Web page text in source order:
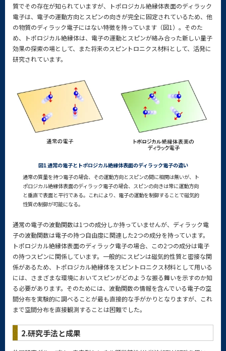
質でその存在が知られていますが、トポロジカル絶縁体表面のディラック
電子は、電子の運動方向とスピンの向きが完全に固定されているため、他
の物質のディラック電子にはない特徴を持っています（図1）。そのた
め、トポロジカル絶縁体は、電子の運動とスピンが絡み合った新しい量子
効果の探索の場として、また将来のスピントロニクス材料として、活発に
研究されています。
図1 通常の電子とトポロジカル絶縁体表面のディラック電子の違い
通常の質量を持つ電子の場合、その運動方向とスピンの間に相関は無いが、ト
ポロジカル絶縁体表面のディラック電子の場合、スピンの向きは常に運動方向
と垂直で表面と平行である。これにより、電子の運動を制御することで磁気的
性質の制御が可能になる。
通常の電子の波動関数は1つの成分しか持っていませんが、ディラック電
子の波動関数は電子の持つ自由度に関連した2つの成分を持っています。
トポロジカル絶縁体表面のディラック電子の場合、この2つの成分は電子
の持つスピンに関係しています。一般的にスピンは磁気的性質と密接な関
係があるため、トポロジカル絶縁体をスピントロニクス材料として用いる
には、さまざまな環境においてスピンがどのような振る舞いを示すのか知
る必要があります。そのためには、波動関数の情報を含んでいる電子の空
間分布を実験的に調べることが最も直接的な手がかりとなりますが、これ
まで空間分布を直接観測することは困難でした。
2.研究手法と成果